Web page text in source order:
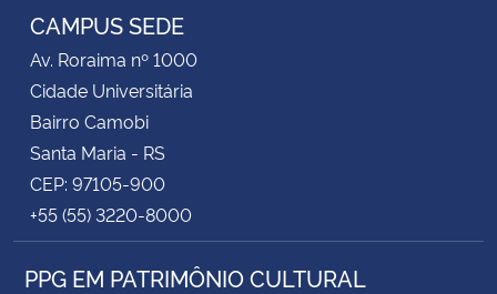
CAMPUS SEDE
Av. Roraima nº 1000
Cidade Universitária
Bairro Camobi
Santa Maria - RS
CEP: 97105-900
+55 (55) 3220-8000
PPG EM PATRIMÔNIO CULTURAL